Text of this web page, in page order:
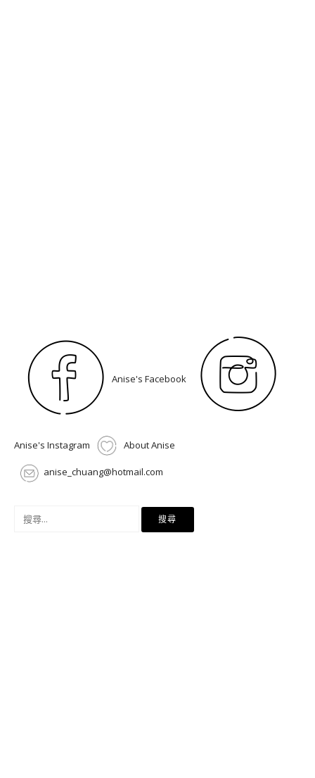
Anise's Facebook
Anise's Instagram About Anise
anise_chuang@hotmail.com